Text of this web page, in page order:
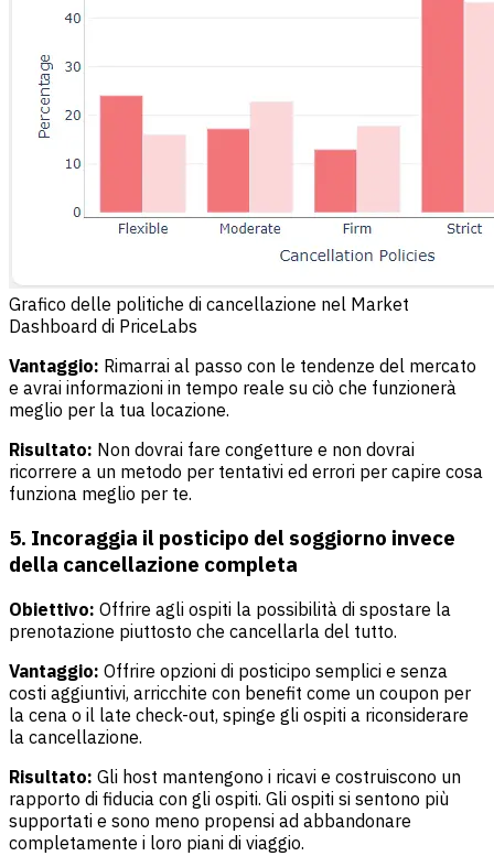
Grafico delle politiche di cancellazione nel Market
Dashboard di PriceLabs
Vantaggio: Rimarrai al passo con le tendenze del mercato
e avrai informazioni in tempo reale su ciò che funzionerà
meglio per la tua locazione.
Risultato: Non dovrai fare congetture e non dovrai
ricorrere a un metodo per tentativi ed errori per capire cosa
funziona meglio per te.
5. Incoraggia il posticipo del soggiorno invece
della cancellazione completa
Obiettivo: Offrire agli ospiti la possibilità di spostare la
prenotazione piuttosto che cancellarla del tutto.
Vantaggio: Offrire opzioni di posticipo semplici e senza
costi aggiuntivi, arricchite con benefit come un coupon per
la cena o il late check-out, spinge gli ospiti a riconsiderare
la cancellazione.
Risultato: Gli host mantengono i ricavi e costruiscono un
rapporto di fiducia con gli ospiti. Gli ospiti si sentono più
supportati e sono meno propensi ad abbandonare
completamente i loro piani di viaggio.